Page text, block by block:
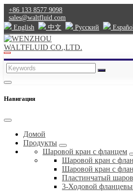
+86 133 8577 9098
sales@waltfluid.com
English
中文 Pусский
Навигация
Домой
Продукты
Шаровой кран с фланцем
Шаровой кран с
Шаровой кран с
Пластинчатый
3-Ходовой